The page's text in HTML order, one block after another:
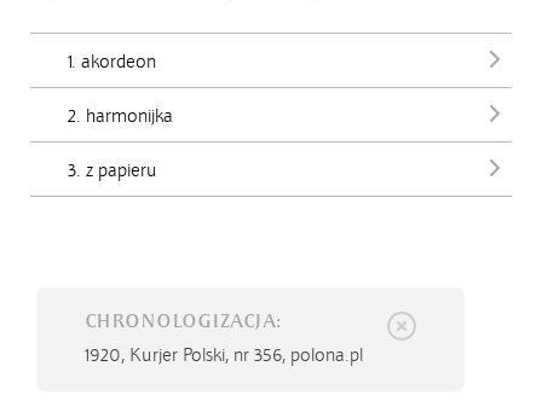
1. akordeon
2. harmonijka
3. z papieru
CHRONOLOGIZACJA:
1920, Kurjer Polski, nr 356, polona.pl